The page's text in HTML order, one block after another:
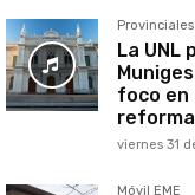
Provinciales
La UNL
foco en
viernes 31
Móvil EME